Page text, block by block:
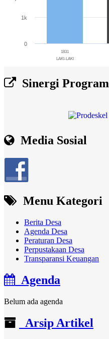
1831
LAKI-LAKI
0
1k
Sinergi Program
Media Sosial
Menu Kategori
Berita Desa
Agenda Desa
Peraturan Desa
Perpustakaan Desa
Transparansi Keuangan
Agenda
Belum ada agenda
Arsip Artikel